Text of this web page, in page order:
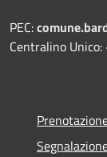
PEC:
Centralino